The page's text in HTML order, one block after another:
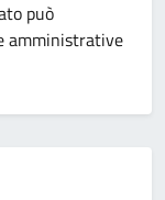
può
amministrative